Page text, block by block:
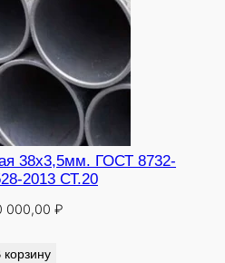
38х3,5мм. ГОСТ 8732-
2013 СТ.20
000,00 ₽
корзину